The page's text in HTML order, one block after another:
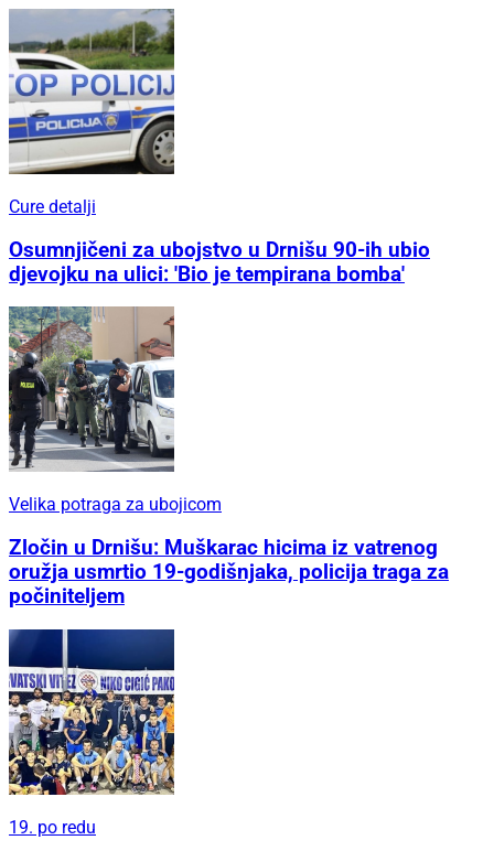
Cure detalji
Osumnjičeni za ubojstvo u Drnišu 90-ih ubio
djevojku na ulici: 'Bio je tempirana bomba'
Velika potraga za ubojicom
Zločin u Drnišu: Muškarac hicima iz vatrenog
oružja usmrtio 19-godišnjaka, policija traga za
počiniteljem
19. po redu